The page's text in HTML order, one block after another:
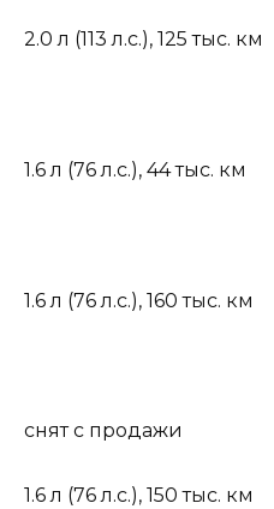
2.0 л (113 л.с.), 125 тыс. км
1.6 л (76 л.с.), 44 тыс. км
1.6 л (76 л.с.), 160 тыс. км
снят с продажи
1.6 л (76 л.с.), 150 тыс. км